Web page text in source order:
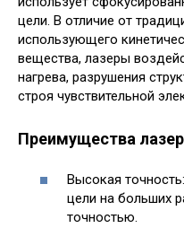
цели. В отличие от
использующего
вещества, лазеры
нагрева, разрушения
строя чувствительной
Преимущества
Высокая
цели на больших
точностью.